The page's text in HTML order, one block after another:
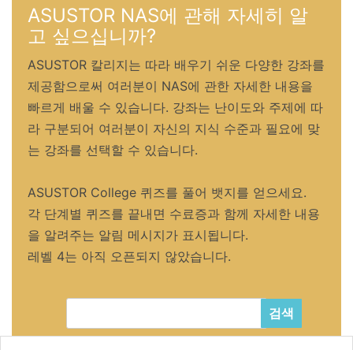
ASUSTOR NAS에 관해 자세히 알
고 싶으십니까?
ASUSTOR 칼리지는 따라 배우기 쉬운 다양한 강좌를
제공함으로써 여러분이 NAS에 관한 자세한 내용을
빠르게 배울 수 있습니다. 강좌는 난이도와 주제에 따
라 구분되어 여러분이 자신의 지식 수준과 필요에 맞
는 강좌를 선택할 수 있습니다.
ASUSTOR College 퀴즈를 풀어 뱃지를 얻으세요.
각 단계별 퀴즈를 끝내면 수료증과 함께 자세한 내용
을 알려주는 알림 메시지가 표시됩니다.
레벨 4는 아직 오픈되지 않았습니다.
검색